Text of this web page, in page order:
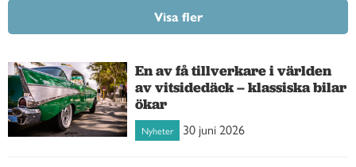
Visa fler
En av få tillverkare i världen
av vitsidedäck – klassiska bilar
ökar
Nyheter 30 juni 2026